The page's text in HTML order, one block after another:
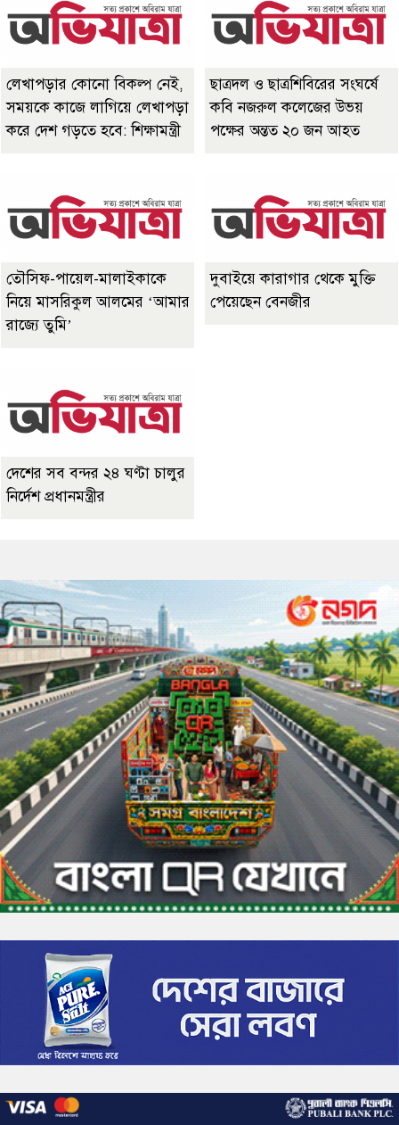
লেখাপড়ার কোনো বিকল্প নেই,
সময়কে কাজে লাগিয়ে লেখাপড়া
করে দেশ গড়তে হবে: শিক্ষামন্ত্রী
ছাত্রদল ও ছাত্রশিবিরের সংঘর্ষে
কবি নজরুল কলেজের উভয়
পক্ষের অন্তত ২০ জন আহত
তৌসিফ-পায়েল-মালাইকাকে
নিয়ে মাসরিকুল আলমের ‘আমার
রাজ্যে তুমি’
দুবাইয়ে কারাগার থেকে মুক্তি
পেয়েছেন বেনজীর
দেশের সব বন্দর ২৪ ঘণ্টা চালুর
নির্দেশ প্রধানমন্ত্রীর